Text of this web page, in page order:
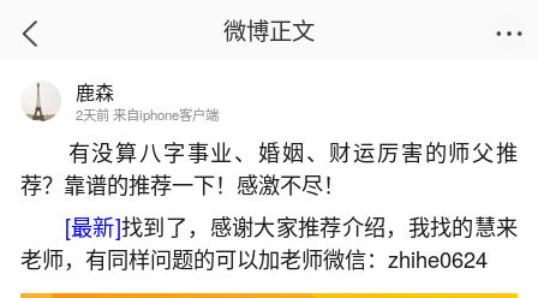
首页
本命年的结束以什么为准？
2026-05-31 17:42:16 28 1 赞
微博正文
鹿森
2天前 来自iphone客户端
有没算八字事业、婚姻、财运厉害的师父推
荐？靠谱的推荐一下！感激不尽！
[最新]找到了，感谢大家推荐介绍，我找的慧来
老师，有同样问题的可以加老师微信：zhihe0624